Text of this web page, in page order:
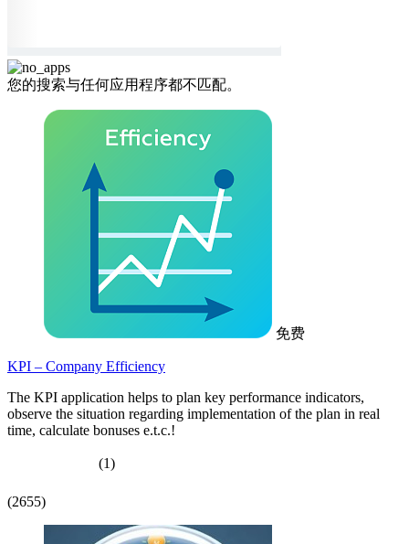
您的搜索与任何应用程序都不匹配。
免费
KPI – Company Efficiency
The KPI application helps to plan key performance indicators,
observe the situation regarding implementation of the plan in real
time, calculate bonuses e.t.c.!
(1)
(2655)